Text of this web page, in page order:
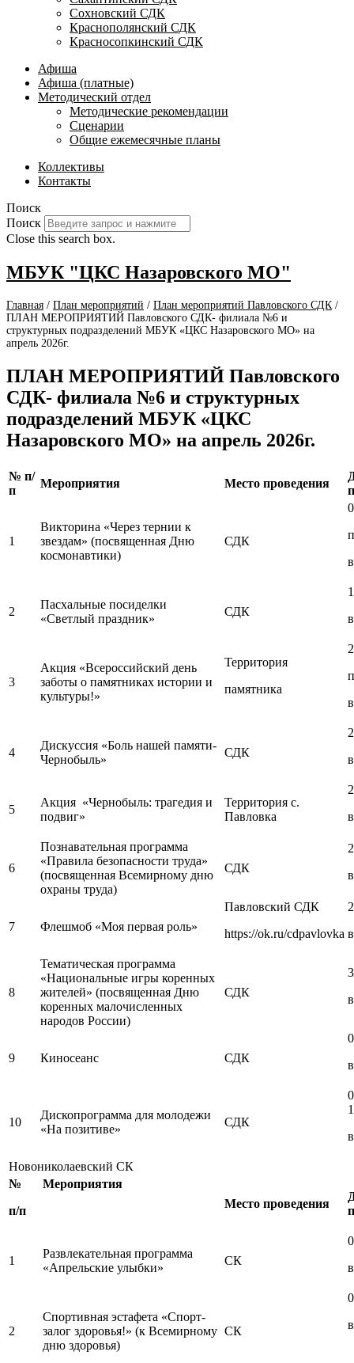
Сохновский СДК
Краснополянский СДК
Красносопкинский СДК
Афиша
Афиша (платные)
Методический отдел
Методические рекомендации
Сценарии
Общие ежемесячные планы
Коллективы
Контакты
Поиск
Поиск
Close this search box.
МБУК "ЦКС Назаровского МО"
Главная / План мероприятий / План мероприятий Павловского СДК /
ПЛАН МЕРОПРИЯТИЙ Павловского СДК- филиала №6 и
структурных подразделений МБУК «ЦКС Назаровского МО» на
апрель 2026г.
ПЛАН МЕРОПРИЯТИЙ Павловского
СДК- филиала №6 и структурных
подразделений МБУК «ЦКС
Назаровского МО» на апрель 2026г.
№ п/
п
Мероприятия Место проведения
1
Викторина «Через тернии к
звездам» (посвященная Дню
космонавтики)
СДК
2
Пасхальные посиделки
«Светлый праздник»
СДК
3
Акция «Всероссийский день
заботы о памятниках истории и
культуры!»
Территория
памятника
4
Дискуссия «Боль нашей памяти-
Чернобыль»
СДК
5
Акция «Чернобыль: трагедия и
подвиг»
Территория с.
Павловка
6
Познавательная программа
«Правила безопасности труда»
(посвященная Всемирному дню
охраны труда)
СДК
7 Флешмоб «Моя первая роль»
Павловский СДК
https://ok.ru/cdpavlovka
8
Тематическая программа
«Национальные игры коренных
жителей» (посвященная Дню
коренных малочисленных
народов России)
СДК
9 Киносеанс СДК
10
Дископрограмма для молодежи
«На позитиве»
СДК
Новониколаевский СК
№
п/п
Мероприятия
Место проведения
1
Развлекательная программа
«Апрельские улыбки»
СК
2
Спортивная эстафета «Спорт-
залог здоровья!» (к Всемирному
дню здоровья)
СК